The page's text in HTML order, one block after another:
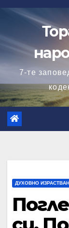
Skip
content
7-те
ДУХОВНО